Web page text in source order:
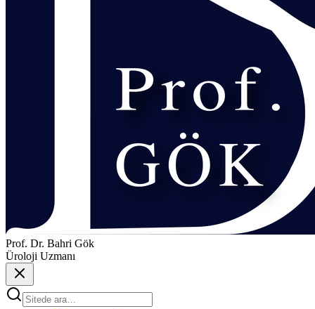
Prof. Dr. Bahri Gök
Üroloji Uzmanı